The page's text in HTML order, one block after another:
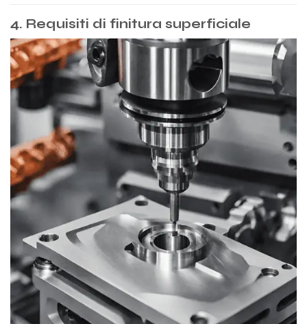
4. Requisiti di finitura superficiale